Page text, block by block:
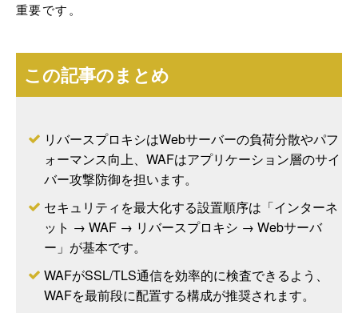
重要です。
この記事のまとめ
リバースプロキシはWebサーバーの負荷分散やパフ
ォーマンス向上、WAFはアプリケーション層のサイ
バー攻撃防御を担います。
セキュリティを最大化する設置順序は「インターネ
ット → WAF → リバースプロキシ → Webサーバ
ー」が基本です。
WAFがSSL/TLS通信を効率的に検査できるよう、
WAFを最前段に配置する構成が推奨されます。